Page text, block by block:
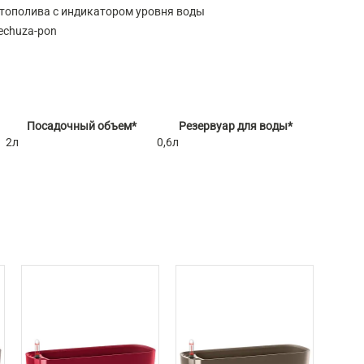
с индикатором уровня воды
pon
Посадочный объем*
Резервуар для воды*
2л 0,6л